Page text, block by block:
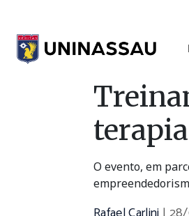
O evento, em